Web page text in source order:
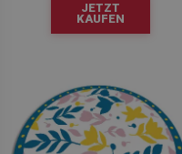
JETZT
KAUFEN